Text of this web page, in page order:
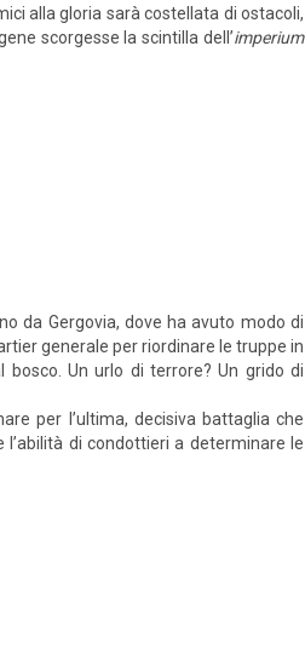
alla gloria sarà costellata di ostacoli,
scorgesse la scintilla dell’imperium
da Gergovia, dove ha avuto modo di
generale per riordinare le truppe in
Un urlo di terrore? Un grido di
per l’ultima, decisiva battaglia che
di condottieri a determinare le